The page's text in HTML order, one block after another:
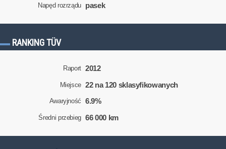
Napęd rozrządu pasek
RANKING TÜV
Raport 2012
Miejsce 22 na 120 sklasyfikowanych
Awaryjność 6.9%
Średni przebieg 66 000 km